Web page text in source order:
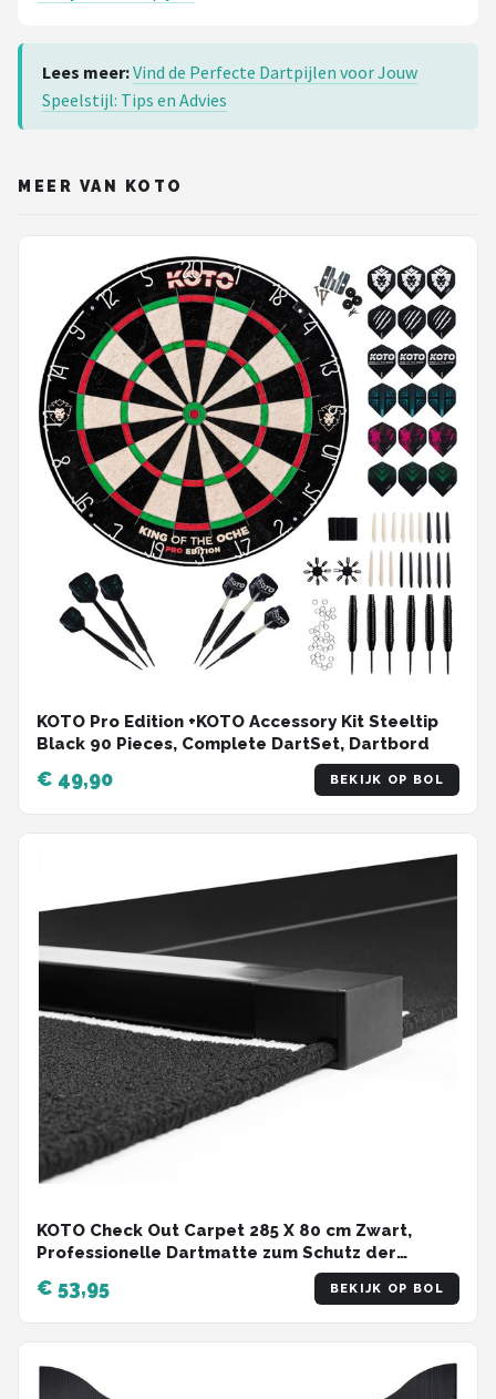
Lees meer:Vind de Perfecte Dartpijlen voor Jouw
Speelstijl: Tips en Advies
MEER VAN KOTO
KOTO Pro Edition +KOTO Accessory Kit Steeltip
Black 90 Pieces, Complete DartSet, Dartbord
€ 49,90 BEKIJK OP BOL
KOTO Check Out Carpet 285 X 80 cm Zwart,
Professionelle Dartmatte zum Schutz der
Dartpijl, Met Score-Indikation & Oche, Die
Rechenhilfe Macht Ihnen das Rechnen Einfacher!
€ 53,95 BEKIJK OP BOL